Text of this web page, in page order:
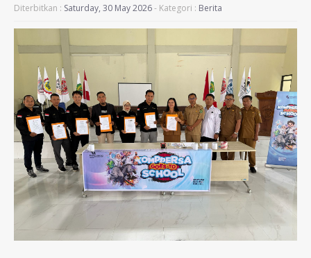
Diterbitkan : Saturday, 30 May 2026- Kategori : Berita